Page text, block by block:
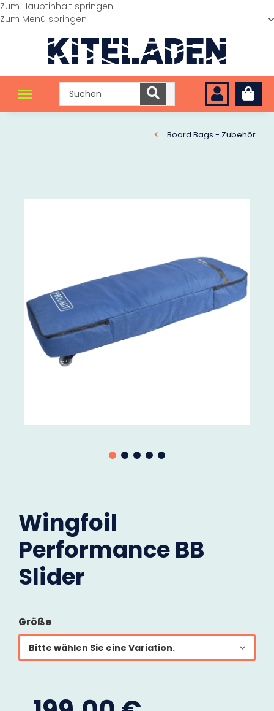
Zum Hauptinhalt springen
Zum Menü springen
Board Bags - Zubehör
Wingfoil
Performance BB
Slider
Größe
Bitte wählen Sie eine Variation.